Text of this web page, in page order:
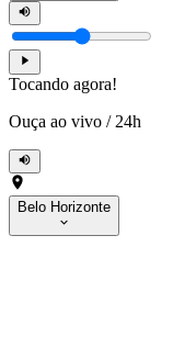
Tocando agora!
Ouça ao vivo / 24h
Belo Horizonte